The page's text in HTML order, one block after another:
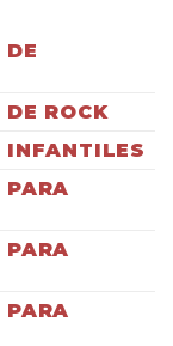
ROCK
INFANTILES
PARA
PARA
PARA